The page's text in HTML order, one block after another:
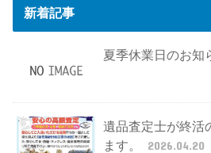
新着記事
夏季休業日のお知
遺品査定士が終活
ます。
2026.04.20